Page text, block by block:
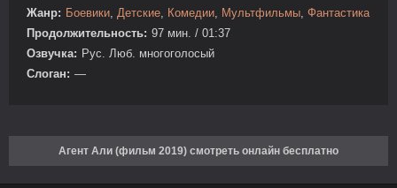
Жанр: Боевики, Детские, Комедии, Мультфильмы, Фантастика
Продолжительность: 97 мин. / 01:37
Озвучка: Рус. Люб. многоголосый
Слоган: —
Агент Али (фильм 2019) смотреть онлайн бесплатно